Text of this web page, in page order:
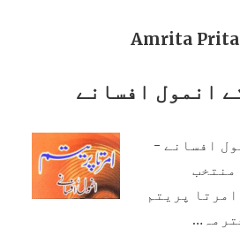
Amrita
انمول افسانے
افسانے -
امرتا پریتم کے 100 منتخب
پریتم